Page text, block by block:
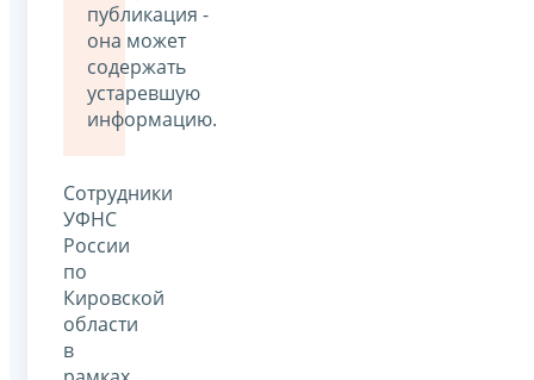
публикация -
она может
содержать
устаревшую
информацию.
Сотрудники
УФНС
России
по
Кировской
области
в